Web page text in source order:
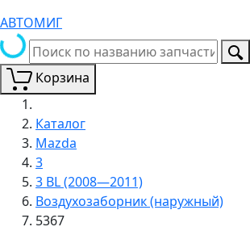
АВТОМИГ
Корзина
Каталог
Mazda
3
3 BL (2008—2011)
Воздухозаборник (наружный)
5367